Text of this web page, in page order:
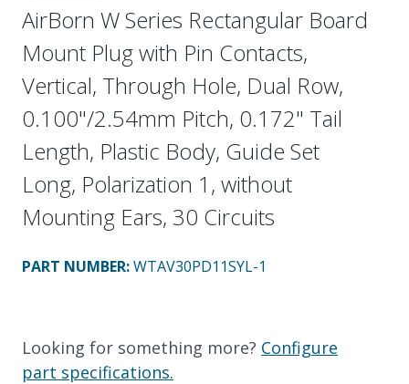
AirBorn W Series Rectangular Board
Mount Plug with Pin Contacts,
Vertical, Through Hole, Dual Row,
0.100"/2.54mm Pitch, 0.172" Tail
Length, Plastic Body, Guide Set
Long, Polarization 1, without
Mounting Ears, 30 Circuits
PART NUMBER:WTAV30PD11SYL-1
Looking for something more? Configure
part specifications.